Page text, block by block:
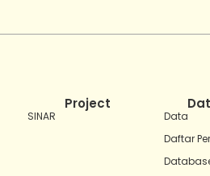
Project
SINAR
Data
Daftar